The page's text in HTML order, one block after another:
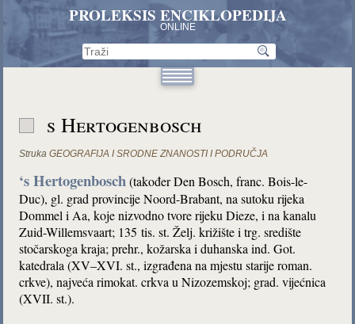
PROLEKSIS ENCIKLOPEDIJA
ONLINE
s Hertogenbosch
Struka GEOGRAFIJA I SRODNE ZNANOSTI I PODRUČJA
‘s Hertogenbosch(također Den Bosch, franc. Bois-le-
Duc), gl. grad provincije Noord-Brabant, na sutoku rijeka
Dommel i Aa, koje nizvodno tvore rijeku Dieze, i na kanalu
Zuid-Willemsvaart; 135 tis. st. Želj. križište i trg. središte
stočarskoga kraja; prehr., kožarska i duhanska ind. Got.
katedrala (XV–XVI. st., izgrađena na mjestu starije roman.
crkve), najveća rimokat. crkva u Nizozemskoj; grad. vijećnica
(XVII. st.).